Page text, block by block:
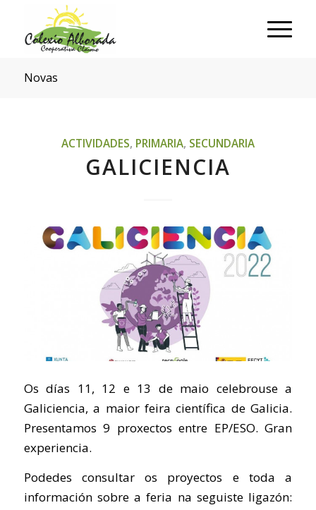
Novas
ACTIVIDADES, PRIMARIA, SECUNDARIA
GALICIENCIA
Os días 11, 12 e 13 de maio celebrouse a
Galiciencia, a maior feira científica de Galicia.
Presentamos 9 proxectos entre EP/ESO. Gran
experiencia.
Podedes consultar os proyectos e toda a
información sobre a feria na seguiste ligazón: